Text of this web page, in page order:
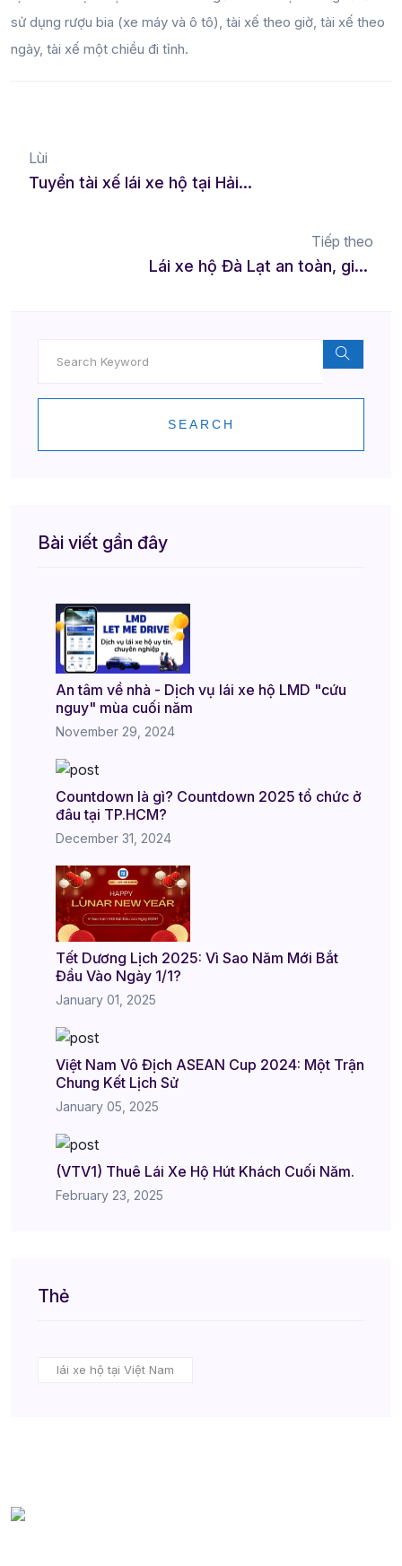
sử dụng rượu bia (xe máy và ô tô), tài xế theo giờ, tài xế theo
ngày, tài xế một chiều đi tỉnh.
Lùi
Tuyển tài xế lái xe hộ tại Hải Phòng thu nhập tốt, việc làm linh hoạt
Tiếp theo
Lái xe hộ Đà Lạt an toàn, giá rõ ràng, đặt dễ qua app LMD
SEARCH
Bài viết gần đây
An tâm về nhà - Dịch vụ lái xe hộ LMD "cứu
nguy" mùa cuối năm
November 29, 2024
Countdown là gì? Countdown 2025 tổ chức ở
đâu tại TP.HCM?
December 31, 2024
Tết Dương Lịch 2025: Vì Sao Năm Mới Bắt
Đầu Vào Ngày 1/1?
January 01, 2025
Việt Nam Vô Địch ASEAN Cup 2024: Một Trận
Chung Kết Lịch Sử
January 05, 2025
(VTV1) Thuê Lái Xe Hộ Hút Khách Cuối Năm.
February 23, 2025
Thẻ
lái xe hộ tại Việt Nam